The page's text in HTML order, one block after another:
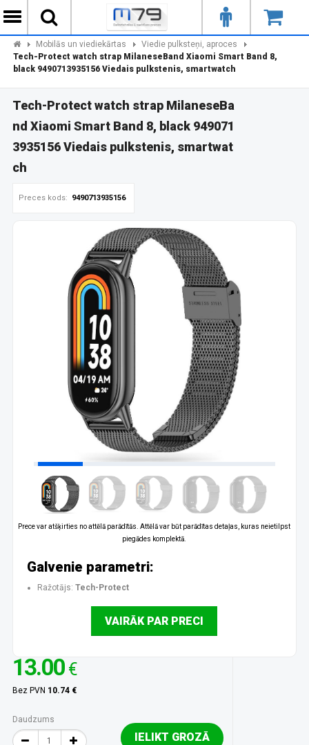
Mobilās un viediekārtas
Viedie pulksteņi, aproces
Tech-Protect watch strap MilaneseBand Xiaomi Smart Band 8,
black 9490713935156 Viedais pulkstenis, smartwatch
Tech-Protect watch strap MilaneseBa
nd Xiaomi Smart Band 8, black 949071
3935156 Viedais pulkstenis, smartwat
ch
Preces kods: 9490713935156
Prece var atšķirties no attēlā parādītās. Attēlā var būt parādītas detaļas, kuras neietilpst
piegādes komplektā.
Galvenie parametri:
Ražotājs: Tech-Protect
VAIRĀK PAR PRECI
13.00 €
Bez PVN 10.74 €
Daudzums
IELIKT GROZĀ